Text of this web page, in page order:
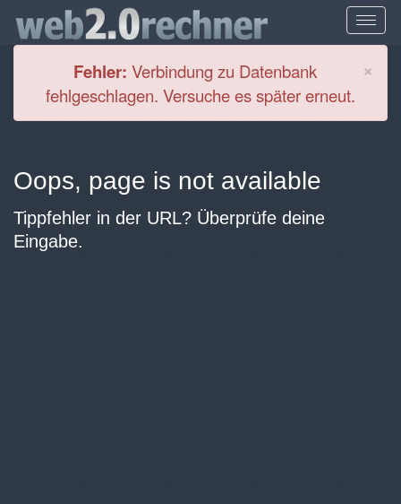
×
Fehler: Verbindung zu Datenbank
fehlgeschlagen. Versuche es später erneut.
Oops, page is not available
Tippfehler in der URL? Überprüfe deine
Eingabe.